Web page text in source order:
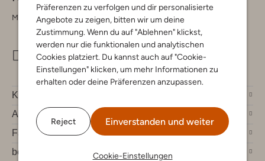
Präferenzen zu verfolgen und dir personalisierte
Angebote zu zeigen, bitten wir um deine
Zustimmung. Wenn du auf "Ablehnen" klickst,
werden nur die funktionalen und analytischen
Cookies platziert. Du kannst auch auf "Cookie-
Einstellungen" klicken, um mehr Informationen zu
erhalten oder deine Präferenzen anzupassen.
Reject Einverstanden und weiter
Cookie-Einstellungen
Montag - Freitag 09:00 - 17:00 uur
info@omoda.de
Kundenservice
Account
Fashion News
bei Omoda